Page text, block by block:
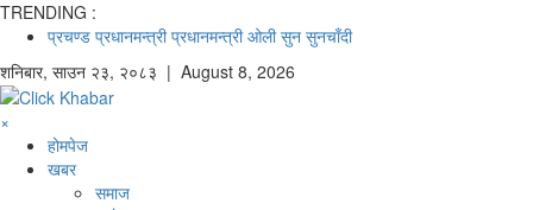
TRENDING :
प्रचण्ड प्रधानमन्त्री प्रधानमन्त्री ओली सुन सुनचाँदी
शनिबार, साउन २३, २०८३ | August 8, 2026
×
होमपेज
खबर
समाज